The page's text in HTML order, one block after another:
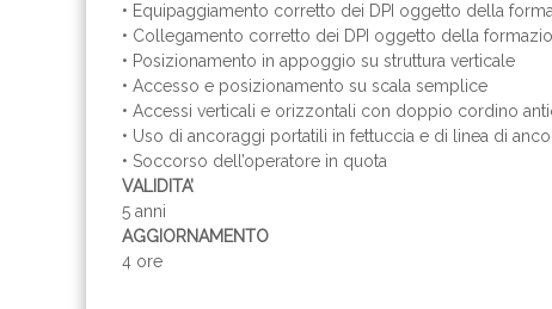
• Equipaggiamento corretto dei DPI oggetto della
• Collegamento corretto dei DPI oggetto della
• Posizionamento in appoggio su struttura verticale
• Accesso e posizionamento su scala semplice
• Accessi verticali e orizzontali con doppio cordino
• Uso di ancoraggi portatili in fettuccia e di linea di
• Soccorso dell’operatore in quota
VALIDITA’
5 anni
AGGIORNAMENTO
4 ore